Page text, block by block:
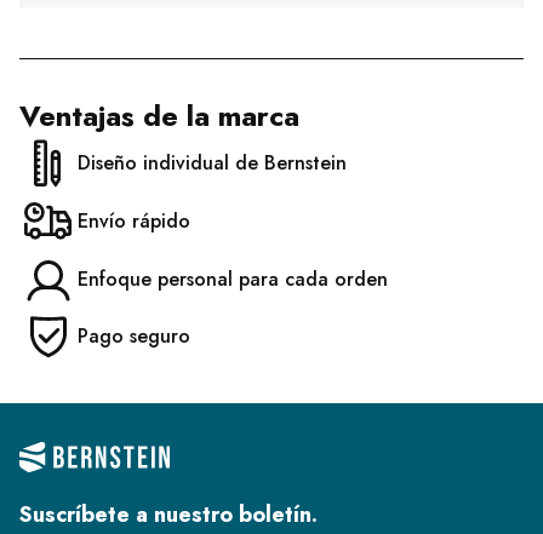
Ventajas de la marca
Diseño individual de Bernstein
Envío rápido
Enfoque personal para cada orden
Pago seguro
Suscríbete a nuestro boletín.